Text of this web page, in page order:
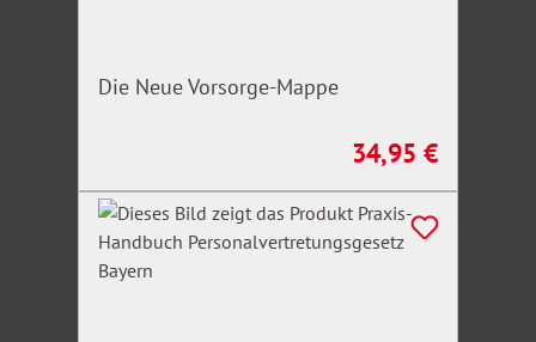
Die Neue Vorsorge-Mappe
Regulärer Preis:
34,95 €